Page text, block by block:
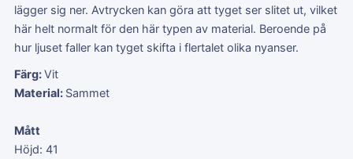
lägger sig ner. Avtrycken kan göra att tyget ser slitet ut, vilket
här helt normalt för den här typen av material. Beroende på
hur ljuset faller kan tyget skifta i flertalet olika nyanser.
Färg:Vit
Material: Sammet
Mått
Höjd: 41